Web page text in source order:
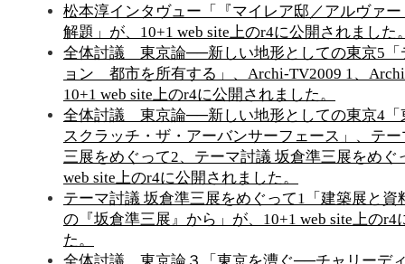
松本淳インタヴュー「『マイレア邸／アルヴァ
解題」が、10+1 web site上のr4に公開されました
全体討議 東京論──新しい地形としての東京5「
ョン 都市を所有する」、Archi-TV2009 1、
10+1 web site上のr4に公開されました。
全体討議 東京論──新しい地形としての東京4
スクラッチ・ザ・アーバンサーフェース」、テ
三展をめぐって2、テーマ討議 坂倉準三展をめぐ
web site上のr4に公開されました。
テーマ討議 坂倉準三展をめぐって1「建築展と
の『坂倉準三展』から」が、10+1 web site上のr4
た。